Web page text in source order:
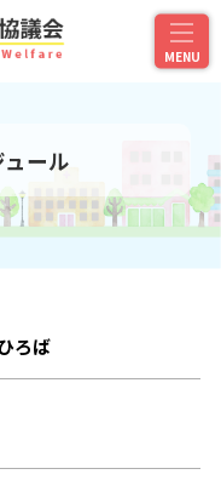
ール
ろば